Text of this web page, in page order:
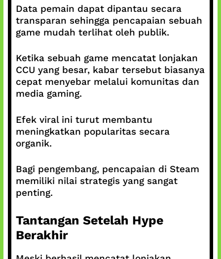
Data pemain dapat dipantau secara
transparan sehingga pencapaian sebuah
game mudah terlihat oleh publik.
Ketika sebuah game mencatat lonjakan
CCU yang besar, kabar tersebut biasanya
cepat menyebar melalui komunitas dan
media gaming.
Efek viral ini turut membantu
meningkatkan popularitas secara
organik.
Bagi pengembang, pencapaian di Steam
memiliki nilai strategis yang sangat
penting.
Tantangan Setelah Hype
Berakhir